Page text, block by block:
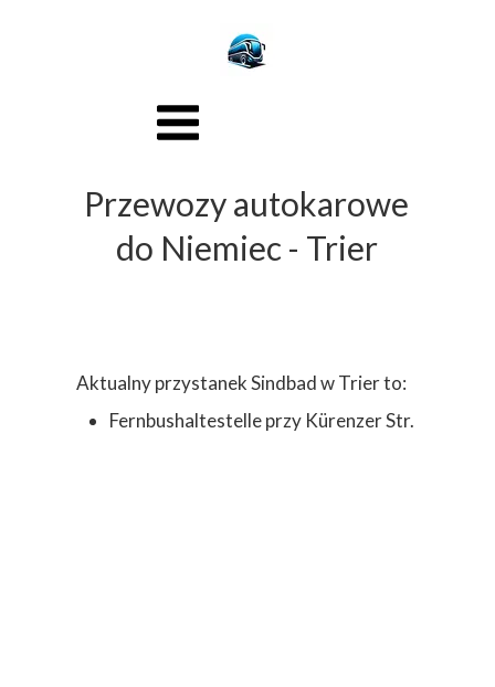
Aktualny przystanek Sindbad w Trier to:
Fernbushaltestelle przy Kürenzer Str.
Przewozy autokarowe
do Niemiec - Trier